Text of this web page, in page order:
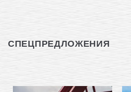
СПЕЦПРЕДЛОЖЕНИЯ